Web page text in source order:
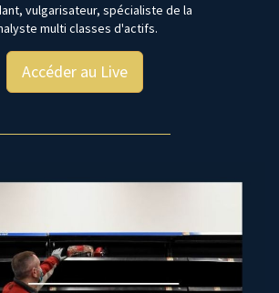
vulgarisateur, spécialiste de la
multi classes d'actifs.
Accéder au Live